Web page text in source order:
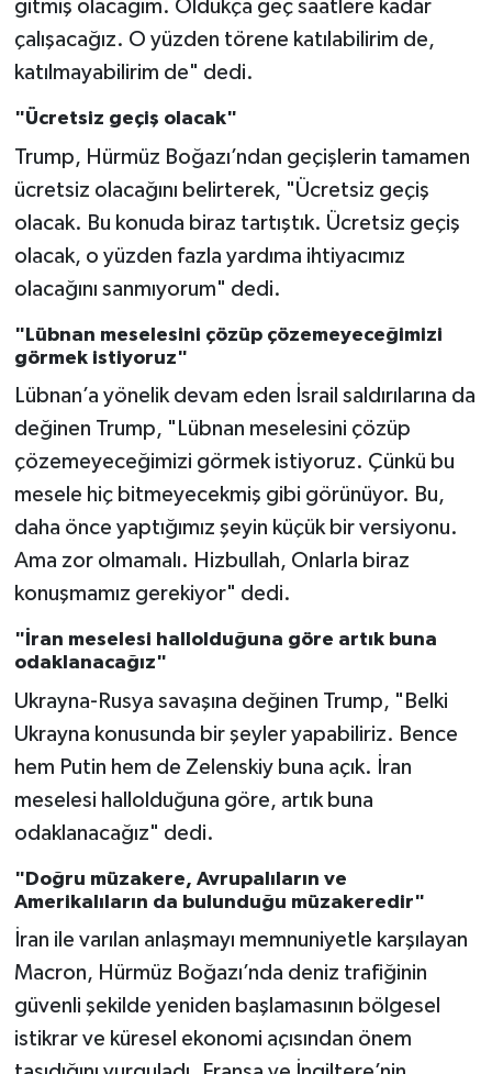
gitmiş olacağım. Oldukça geç saatlere kadar
çalışacağız. O yüzden törene katılabilirim de,
katılmayabilirim de" dedi.
"Ücretsiz geçiş olacak"
Trump, Hürmüz Boğazı’ndan geçişlerin tamamen
ücretsiz olacağını belirterek, "Ücretsiz geçiş
olacak. Bu konuda biraz tartıştık. Ücretsiz geçiş
olacak, o yüzden fazla yardıma ihtiyacımız
olacağını sanmıyorum" dedi.
"Lübnan meselesini çözüp çözemeyeceğimizi
görmek istiyoruz"
Lübnan’a yönelik devam eden İsrail saldırılarına da
değinen Trump, "Lübnan meselesini çözüp
çözemeyeceğimizi görmek istiyoruz. Çünkü bu
mesele hiç bitmeyecekmiş gibi görünüyor. Bu,
daha önce yaptığımız şeyin küçük bir versiyonu.
Ama zor olmamalı. Hizbullah, Onlarla biraz
konuşmamız gerekiyor" dedi.
"İran meselesi hallolduğuna göre artık buna
odaklanacağız"
Ukrayna-Rusya savaşına değinen Trump, "Belki
Ukrayna konusunda bir şeyler yapabiliriz. Bence
hem Putin hem de Zelenskiy buna açık. İran
meselesi hallolduğuna göre, artık buna
odaklanacağız" dedi.
"Doğru müzakere, Avrupalıların ve
Amerikalıların da bulunduğu müzakeredir"
İran ile varılan anlaşmayı memnuniyetle karşılayan
Macron, Hürmüz Boğazı’nda deniz trafiğinin
güvenli şekilde yeniden başlamasının bölgesel
istikrar ve küresel ekonomi açısından önem